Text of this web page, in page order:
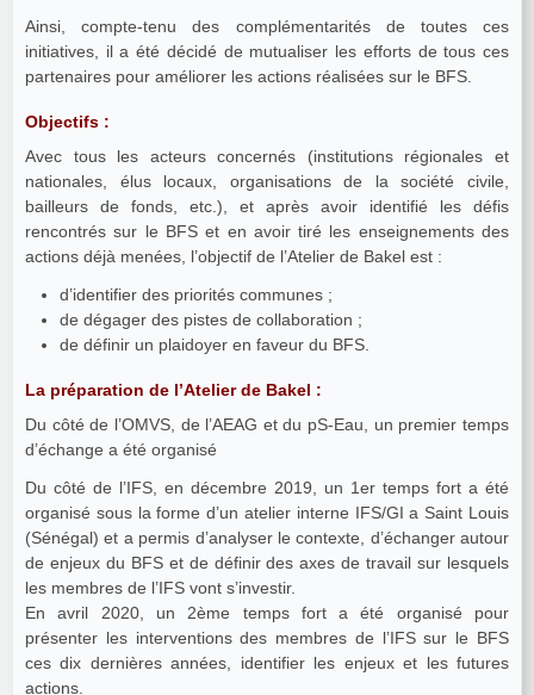
Ainsi, compte-tenu des complémentarités de toutes ces
initiatives, il a été décidé de mutualiser les efforts de tous ces
partenaires pour améliorer les actions réalisées sur le BFS.
Objectifs :
Avec tous les acteurs concernés (institutions régionales et
nationales, élus locaux, organisations de la société civile,
bailleurs de fonds, etc.), et après avoir identifié les défis
rencontrés sur le BFS et en avoir tiré les enseignements des
actions déjà menées, l’objectif de l’Atelier de Bakel est :
d’identifier des priorités communes ;
de dégager des pistes de collaboration ;
de définir un plaidoyer en faveur du BFS.
La préparation de l’Atelier de Bakel :
Du côté de l’OMVS, de l’AEAG et du pS-Eau, un premier temps
d’échange a été organisé
Du côté de l’IFS, en décembre 2019, un 1er temps fort a été
organisé sous la forme d’un atelier interne IFS/GI a Saint Louis
(Sénégal) et a permis d’analyser le contexte, d’échanger autour
de enjeux du BFS et de définir des axes de travail sur lesquels
les membres de l’IFS vont s’investir.
En avril 2020, un 2ème temps fort a été organisé pour
présenter les interventions des membres de l’IFS sur le BFS
ces dix dernières années, identifier les enjeux et les futures
actions.